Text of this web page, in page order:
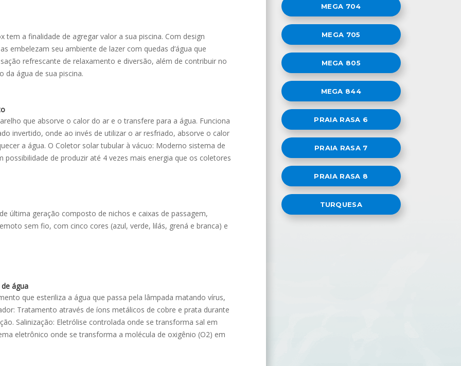
tem a finalidade de agregar valor a sua piscina. Com design
embelezam seu ambiente de lazer com quedas d’água que
refrescante de relaxamento e diversão, além de contribuir no
da água de sua piscina.
que absorve o calor do ar e o transfere para a água. Funciona
invertido, onde ao invés de utilizar o ar resfriado, absorve o calor
a água. O Coletor solar tubular à vácuo: Moderno sistema de
possibilidade de produzir até 4 vezes mais energia que os coletores
última geração composto de nichos e caixas de passagem,
sem fio, com cinco cores (azul, verde, lilás, grená e branca) e
água
que esteriliza a água que passa pela lâmpada matando vírus,
Tratamento através de íons metálicos de cobre e prata durante
Salinização: Eletrólise controlada onde se transforma sal em
eletrônico onde se transforma a molécula de oxigênio (O2) em
MEGA 704
MEGA 705
MEGA 805
MEGA 844
PRAIA RASA 6
PRAIA RASA 7
PRAIA RASA 8
TURQUESA